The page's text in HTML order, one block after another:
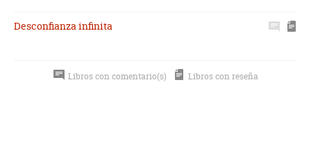
Desconfianza infinita
Libros con comentario(s) Libros con reseña